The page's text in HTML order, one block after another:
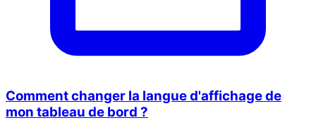
Comment changer la langue d'affichage de
mon tableau de bord ?